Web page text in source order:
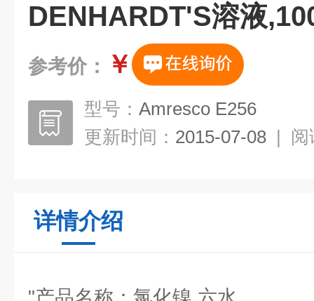
DENHARDT'S溶液
参考价： ￥
型号： Amresco E256
更新时间： 2015-07-08 | 阅
详情介绍